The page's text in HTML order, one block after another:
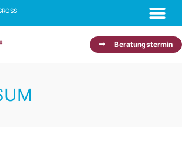
Beratungstermin